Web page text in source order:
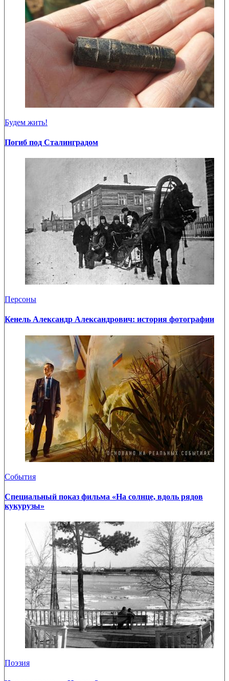
Будем жить!
Погиб под Сталинградом
Персоны
Кенель Александр Александрович: история фотографии
События
Специальный показ фильма «На солнце, вдоль рядов
кукурузы»
Поэзия